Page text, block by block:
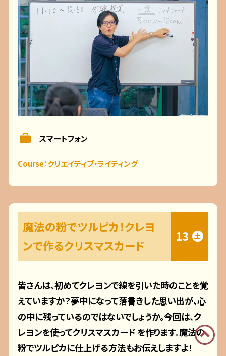
スマートフォン
Course：クリエイティブ・ライティング
魔法の粉でツルピカ！クレヨ
ンで作るクリスマスカード
13 土
皆さんは、初めてクレヨンで線を引いた時のことを覚
えていますか？夢中になって落書きした思い出が、心
の中に残っているのではないでしょうか。今回は、ク
レヨンを使ってクリスマスカード を作ります。魔法の
粉でツルピカに仕上げる方法もお伝えしますよ！